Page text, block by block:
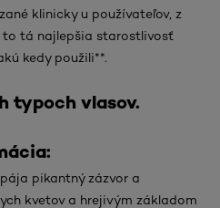
klinicky u používateľov, z
to tá najlepšia starostlivosť
kedy použili**.
typoch vlasov.
pikantný zázvor a
kvetov a hrejivým základom